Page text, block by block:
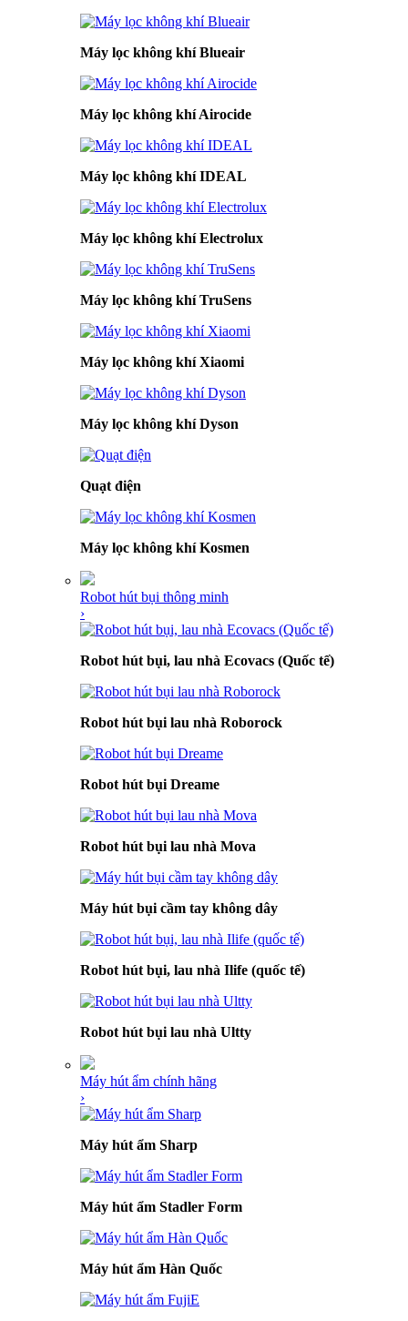
Máy lọc không khí Blueair
Máy lọc không khí Airocide
Máy lọc không khí IDEAL
Máy lọc không khí Electrolux
Máy lọc không khí TruSens
Máy lọc không khí Xiaomi
Máy lọc không khí Dyson
Quạt điện
Máy lọc không khí Kosmen
Robot hút bụi thông minh
›
Robot hút bụi, lau nhà Ecovacs (Quốc tế)
Robot hút bụi lau nhà Roborock
Robot hút bụi Dreame
Robot hút bụi lau nhà Mova
Máy hút bụi cầm tay không dây
Robot hút bụi, lau nhà Ilife (quốc tế)
Robot hút bụi lau nhà Ultty
Máy hút ẩm chính hãng
›
Máy hút ẩm Sharp
Máy hút ẩm Stadler Form
Máy hút ẩm Hàn Quốc